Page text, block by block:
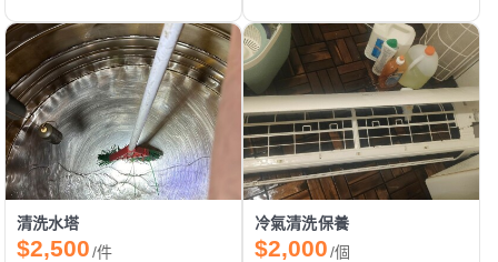
清洗水塔
$2,500/件
冷氣清洗保養
$2,000/個